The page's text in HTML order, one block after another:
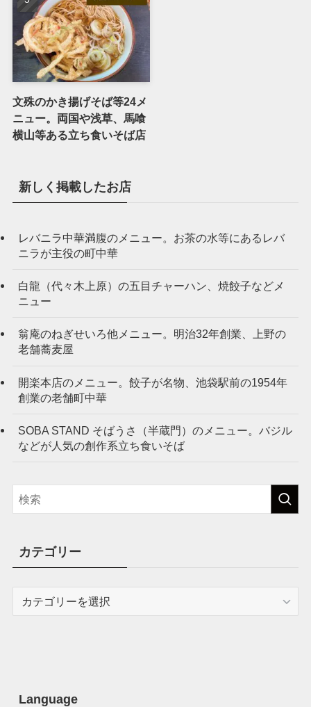
文殊のかき揚げそば等24メ
ニュー。両国や浅草、馬喰
横山等ある立ち食いそば店
新しく掲載したお店
レバニラ中華満腹のメニュー。お茶の水等にあるレバ
ニラが主役の町中華
白龍（代々木上原）の五目チャーハン、焼餃子などメ
ニュー
翁庵のねぎせいろ他メニュー。明治32年創業、上野の
老舗蕎麦屋
開楽本店のメニュー。餃子が名物、池袋駅前の1954年
創業の老舗町中華
SOBA STAND そばうさ（半蔵門）のメニュー。バジル
などが人気の創作系立ち食いそば
カテゴリー
Language